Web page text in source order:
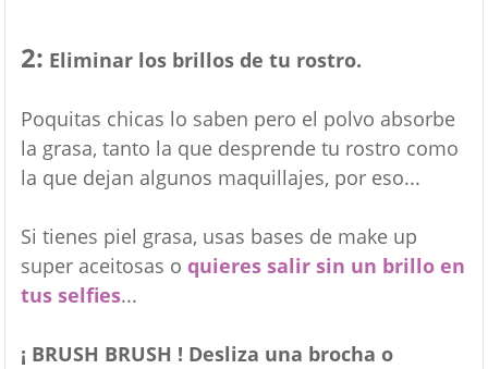
2: Eliminar los brillos de tu rostro.
Poquitas chicas lo saben pero el polvo absorbe
la grasa, tanto la que desprende tu rostro como
la que dejan algunos maquillajes, por eso...
Si tienes piel grasa, usas bases de make up
super aceitosas o quieres salir sin un brillo en
tus selfies...
¡ BRUSH BRUSH ! Desliza una brocha o